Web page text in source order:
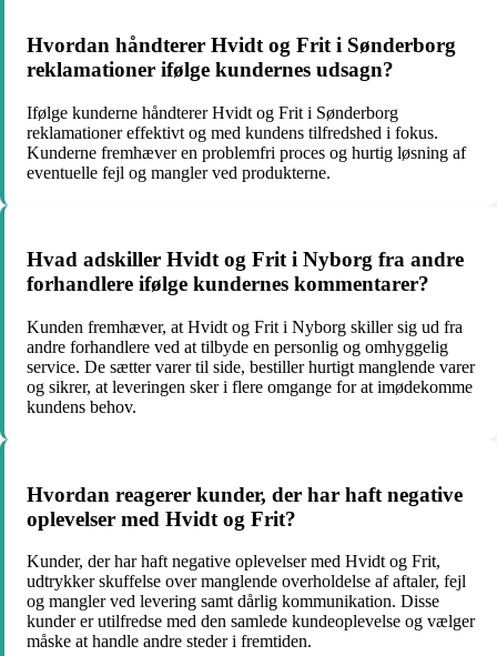
Hvordan håndterer Hvidt og Frit i Sønderborg
reklamationer ifølge kundernes udsagn?
Ifølge kunderne håndterer Hvidt og Frit i Sønderborg
reklamationer effektivt og med kundens tilfredshed i fokus.
Kunderne fremhæver en problemfri proces og hurtig løsning af
eventuelle fejl og mangler ved produkterne.
Hvad adskiller Hvidt og Frit i Nyborg fra andre
forhandlere ifølge kundernes kommentarer?
Kunden fremhæver, at Hvidt og Frit i Nyborg skiller sig ud fra
andre forhandlere ved at tilbyde en personlig og omhyggelig
service. De sætter varer til side, bestiller hurtigt manglende varer
og sikrer, at leveringen sker i flere omgange for at imødekomme
kundens behov.
Hvordan reagerer kunder, der har haft negative
oplevelser med Hvidt og Frit?
Kunder, der har haft negative oplevelser med Hvidt og Frit,
udtrykker skuffelse over manglende overholdelse af aftaler, fejl
og mangler ved levering samt dårlig kommunikation. Disse
kunder er utilfredse med den samlede kundeoplevelse og vælger
måske at handle andre steder i fremtiden.